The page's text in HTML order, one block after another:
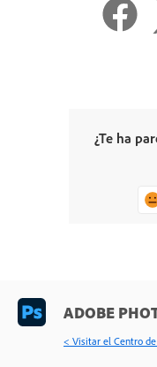
¿Te ha
ADOBE
< Visitar el Centro